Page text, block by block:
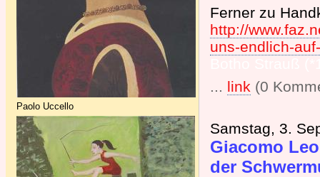
Paolo Uccello
Ferner zu
http://
uns-endlich-
... link (0
Samstag, 3.
Giacomo
der